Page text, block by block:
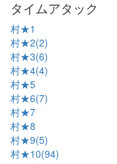
タイムアタック
村★1
村★2(2)
村★3(6)
村★4(4)
村★5
村★6(7)
村★7
村★8
村★9(5)
村★10(94)